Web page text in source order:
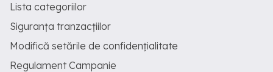
Lista categoriilor
Siguranța tranzacțiilor
Modifică setările de confidențialitate
Regulament Campanie